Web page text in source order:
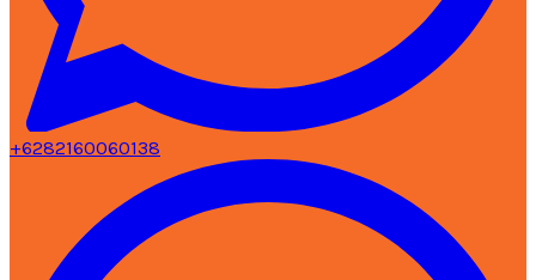
+6282160060138